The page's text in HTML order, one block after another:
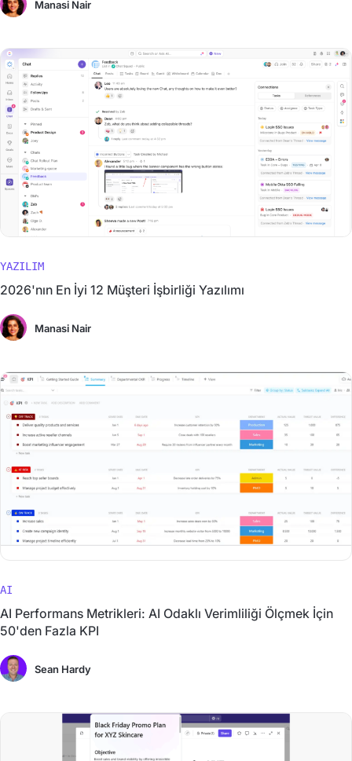
Manasi Nair
YAZILIM
2026'nın En İyi 12 Müşteri İşbirliği Yazılımı
Manasi Nair
AI
AI Performans Metrikleri: AI Odaklı Verimliliği Ölçmek İçin
50'den Fazla KPI
Sean Hardy